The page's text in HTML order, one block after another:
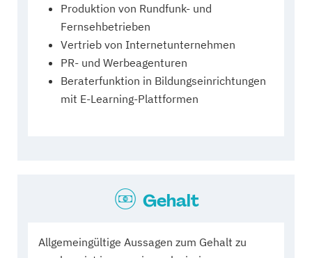
Produktion von Rundfunk- und
Fernsehbetrieben
Vertrieb von Internetunternehmen
PR- und Werbeagenturen
Beraterfunktion in Bildungseinrichtungen
mit E-Learning-Plattformen
Gehalt
Allgemeingültige Aussagen zum Gehalt zu